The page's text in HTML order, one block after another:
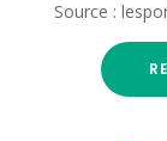
Source :